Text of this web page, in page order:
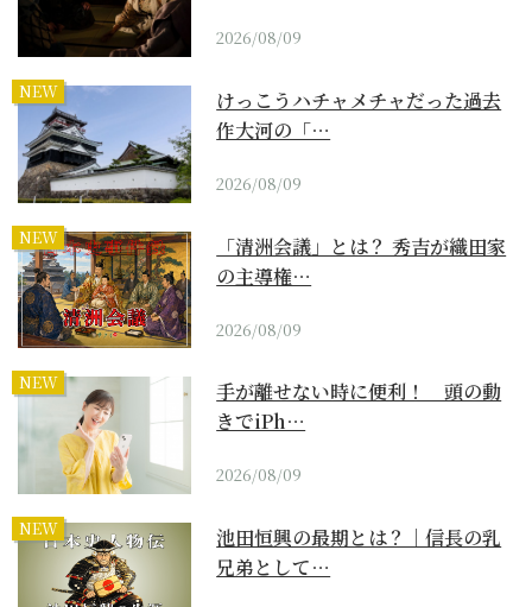
2026/08/09
NEW
けっこうハチャメチャだった過去
作大河の「…
2026/08/09
NEW
「清洲会議」とは？ 秀吉が織田家
の主導権…
2026/08/09
NEW
手が離せない時に便利！ 頭の動
きでiPh…
2026/08/09
NEW
池田恒興の最期とは？｜信長の乳
兄弟として…